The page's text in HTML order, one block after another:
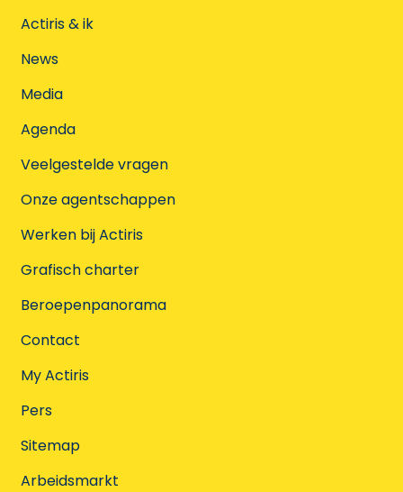
Actiris & ik
News
Media
Agenda
Veelgestelde vragen
Onze agentschappen
Werken bij Actiris
Grafisch charter
Beroepenpanorama
Contact
My Actiris
Pers
Sitemap
Arbeidsmarkt